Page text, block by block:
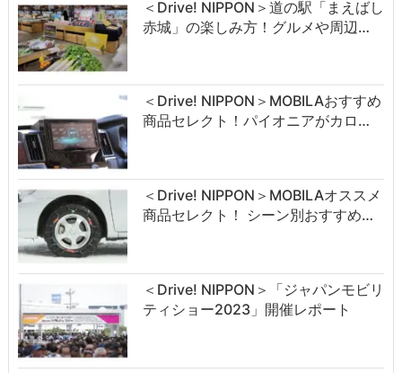
＜Drive! NIPPON＞道の駅「まえばし
赤城」の楽しみ方！グルメや周辺…
＜Drive! NIPPON＞MOBILAおすすめ
商品セレクト！パイオニアがカロ…
＜Drive! NIPPON＞MOBILAオススメ
商品セレクト！ シーン別おすすめ…
＜Drive! NIPPON＞「ジャパンモビリ
ティショー2023」開催レポート